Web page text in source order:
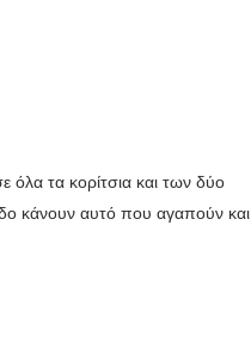
τα κορίτσια και των δύο
κάνουν αυτό που αγαπούν και